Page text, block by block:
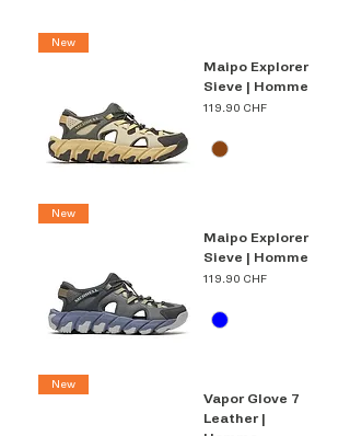
New
Maipo Explorer
Sieve | Homme
Prix
119.90 CHF
New
Maipo Explorer
Sieve | Homme
Prix
119.90 CHF
New
Vapor Glove 7
Leather |